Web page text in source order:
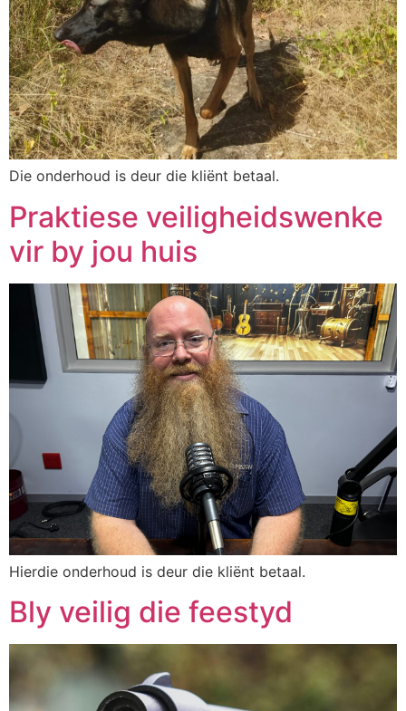
Die onderhoud is deur die kliënt betaal.
Praktiese veiligheidswenke
vir by jou huis
Hierdie onderhoud is deur die kliënt betaal.
Bly veilig die feestyd